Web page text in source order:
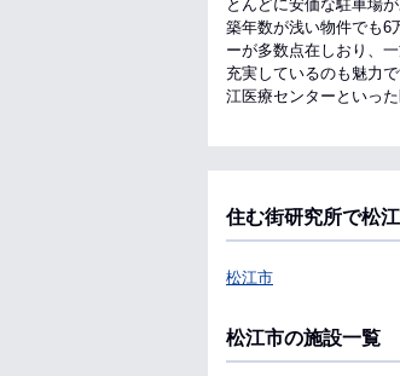
とんどに安価な駐車場
築年数が浅い物件でも6
ーが多数点在しおり、
充実しているのも魅力
江医療センターといっ
住む街研究所で松
松江市
松江市の施設一覧